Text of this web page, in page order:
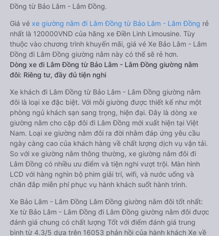
Đồng từ Bảo Lâm - Lâm Đồng.
Giá vé xe giường nằm đi Lâm Đồng từ Bảo Lâm - Lâm Đồng rẻ
nhất là 120000VND của hãng xe Điền Linh Limousine. Tùy
thuộc vào chương trình khuyến mãi, giá vé Xe Bảo Lâm - Lâm
Đồng đi Lâm Đồng giường nằm này có thể sẽ rẻ hơn.
Dòng xe đi Lâm Đồng từ Bảo Lâm - Lâm Đồng giường nằm
đôi: Riêng tư, đầy đủ tiện nghi
Xe khách đi Lâm Đồng từ Bảo Lâm - Lâm Đồng giường nằm
đôi là loại xe đặc biệt. Với mỗi giường được thiết kế như một
phòng ngủ khách sạn sang trọng, hiện đại. Đây là dòng xe
giường nằm cho cặp đôi đi Lâm Đồng mới xuất hiện tại Việt
Nam. Loại xe giường nằm đôi ra đời nhằm đáp ứng yêu cầu
ngày càng cao của khách hàng về chất lượng dịch vụ vận tải.
So với xe giường nằm thông thường, xe giường nằm đôi đi
Lâm Đồng có nhiều ưu điểm và tiện nghi vượt trội. Màn hình
LCD với hàng nghìn bộ phim giải trí, wifi, và nước uống và
chăn đắp miễn phí phục vụ hành khách suốt hành trình.
Xe Bảo Lâm - Lâm Đồng Lâm Đồng giường nằm đôi tốt nhất:
Xe từ Bảo Lâm - Lâm Đồng đi Lâm Đồng giường nằm đôi được
đánh giá chung có chất lượng Tốt với điểm đánh giá trung
bình từ 4.3/5 dựa trên 16053 phản hồi của hành khách Xe về